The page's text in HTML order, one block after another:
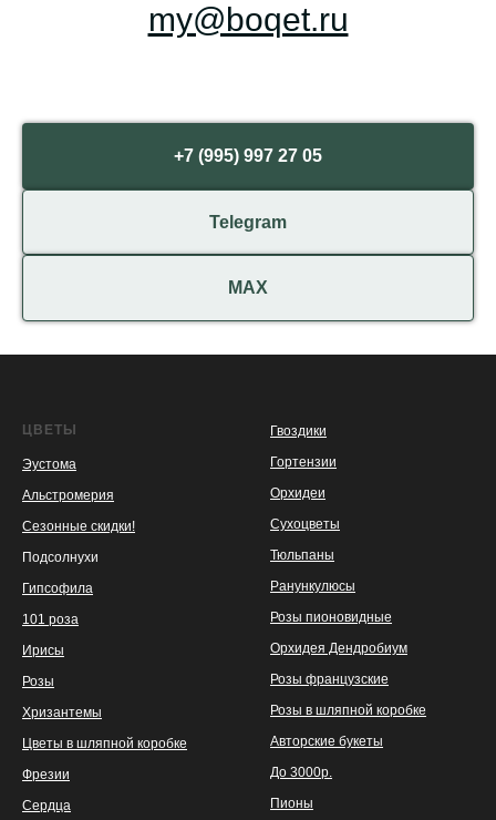
my@boqet.ru
+7 (995) 997 27 05
Telegram
МАХ
ЦВЕТЫ
Эустома
Альстромерия
Сезонные скидки!
Подсолнухи
Гипсофила
101 роза
Ирисы
Розы
Хризантемы
Цветы в шляпной коробке
Фрезии
Сердца
Гвоздики
Гортензии
Орхидеи
Сухоцветы
Тюльпаны
Ранункулюсы
Розы пионовидные
Орхидея Дендробиум
Розы французские
Розы в шляпной коробке
Авторские букеты
До 3000р.
Пионы